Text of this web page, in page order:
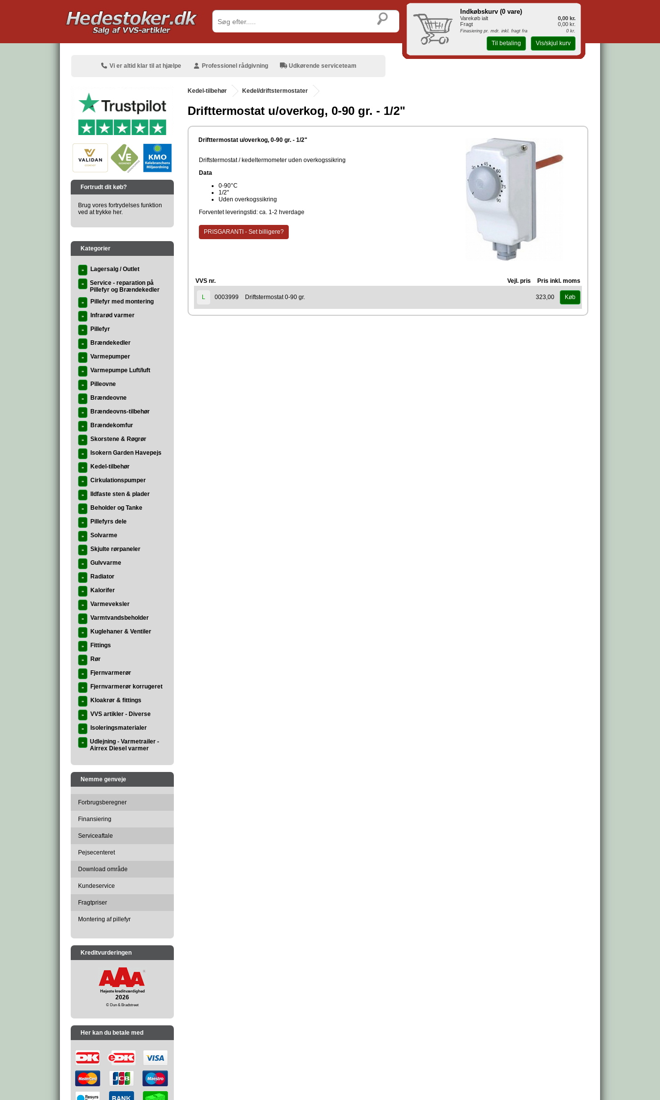
Vi er altid klar til at hjælpe Professionel rådgivning Udkørende serviceteam
Fortrudt dit køb?
Brug vores fortrydelses funktion
ved at trykke her.
Kategorier
» Lagersalg / Outlet
»
Service - reparation på
Pillefyr og Brændekedler
» Pillefyr med montering
» Infrarød varmer
» Pillefyr
» Brændekedler
» Varmepumper
» Varmepumpe Luft/luft
» Pilleovne
» Brændeovne
» Brændeovns-tilbehør
» Brændekomfur
» Skorstene & Røgrør
» Isokern Garden Havepejs
» Kedel-tilbehør
» Cirkulationspumper
» Ildfaste sten & plader
» Beholder og Tanke
» Pillefyrs dele
» Solvarme
» Skjulte rørpaneler
» Gulvvarme
» Radiator
» Kalorifer
» Varmeveksler
» Varmtvandsbeholder
» Kuglehaner & Ventiler
» Fittings
» Rør
» Fjernvarmerør
» Fjernvarmerør korrugeret
» Kloakrør & fittings
» VVS artikler - Diverse
» Isoleringsmaterialer
»
Udlejning - Varmetrailer -
Airrex Diesel varmer
Nemme genveje
Forbrugsberegner
Finansiering
Serviceaftale
Pejsecenteret
Download område
Kundeservice
Fragtpriser
Montering af pillefyr
Kreditvurderingen
Højeste kreditværdighed
2026
© Dun & Bradstreet
Her kan du betale med
Kedel-tilbehør Kedel/driftstermostater
Drifttermostat u/overkog, 0-90 gr. - 1/2"
Drifttermostat u/overkog, 0-90 gr. - 1/2"
Driftstermostat / kedeltermometer uden overkogssikring
Data
0-90°C
1/2"
Uden overkogssikring
Forventet leveringstid: ca. 1-2 hverdage
PRISGARANTI - Set billigere?
VVS nr. Vejl. pris Pris inkl. moms
L 0003999 Driftstermostat 0-90 gr. 323,00 Køb
Indkøbskurv (0 vare)
Varekøb ialt
0,00 kr.
Fragt
0,00 kr.
Finasiering pr. mdr. inkl. fragt fra 0 kr.
Til betaling Vis/skjul kurv